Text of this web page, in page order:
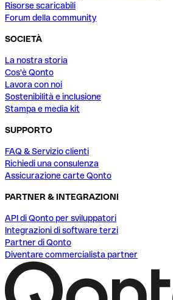
Risorse scaricabili
Forum della community
SOCIETÀ
La nostra storia
Cos'è Qonto
Lavora con noi
Sostenibilità e inclusione
Stampa e media kit
SUPPORTO
FAQ & Servizio clienti
Richiedi una consulenza
Assicurazione carte Qonto
PARTNER & INTEGRAZIONI
API di Qonto per sviluppatori
Integrazioni di software terzi
Partner di Qonto
Diventare commercialista partner